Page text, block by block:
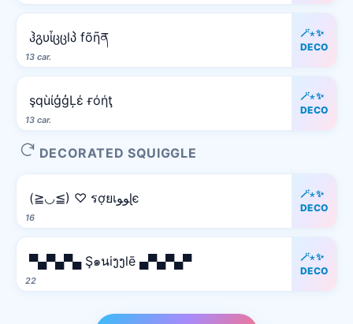
13 car.
ჰგυἶცცlპ fõῆན
🪄⋆✨
DECO
13 car.
şqùίģģĻέ ғόήţ
🪄⋆✨
DECO
DECORATED SQUIGGLE
16
(≧◡≦) ♡ รợยเﻮﻮɭє
🪄⋆✨
DECO
22
▀▄▀▄▀▄ Ş๑นiງງlē ▄▀▄▀▄▀
🪄⋆✨
DECO